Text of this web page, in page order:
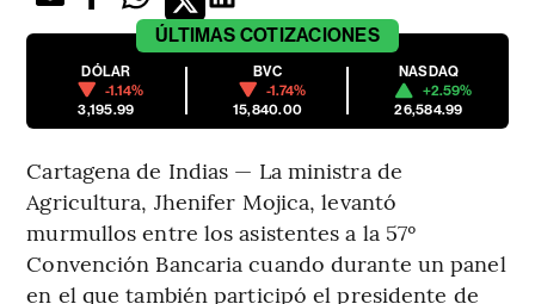
ÚLTIMAS COTIZACIONES
DÓLAR
-1.14%
3,195.99
BVC
-1.74%
15,840.00
NASDAQ
+2.59%
26,584.99
Cartagena de Indias — La ministra de
Agricultura, Jhenifer Mojica, levantó
murmullos entre los asistentes a la 57º
Convención Bancaria cuando durante un panel
en el que también participó el presidente de